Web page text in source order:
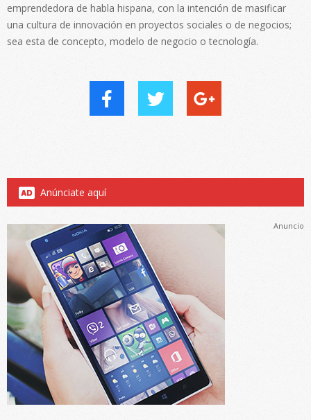
emprendedora de habla hispana, con la intención de masificar
una cultura de innovación en proyectos sociales o de negocios;
sea esta de concepto, modelo de negocio o tecnología.
Anúnciate aquí
Anuncio